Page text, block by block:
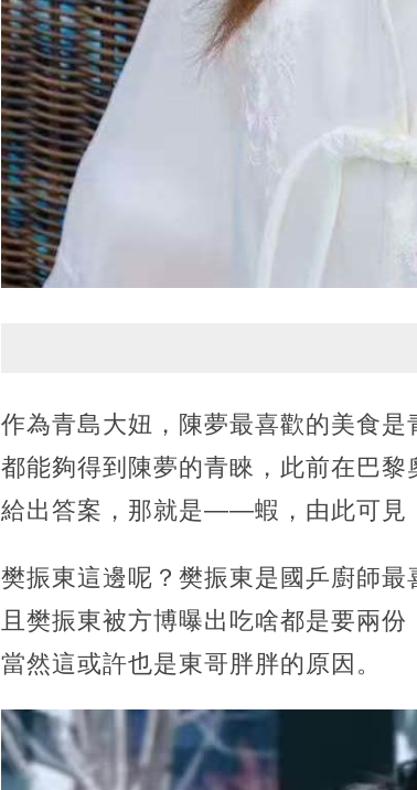
作為青島大妞，陳夢最喜歡的美食
都能夠得到陳夢的青睞，此前在巴
給出答案，那就是——蝦，由此可見
樊振東這邊呢？樊振東是國乒廚師
且樊振東被方博曝出吃啥都是要兩
當然這或許也是東哥胖胖的原因。